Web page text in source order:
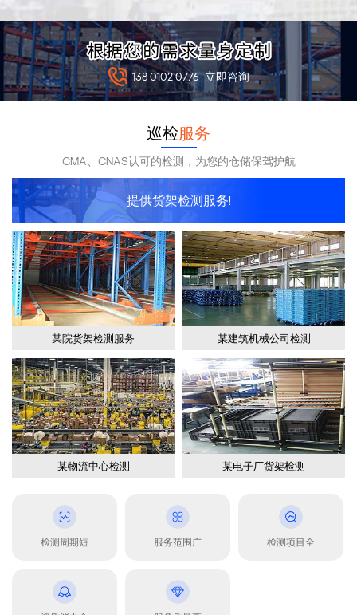
138 0102 0776 立即咨询
巡检服务
CMA、CNAS认可的检测，为您的仓储保驾护航
提供货架检测服务!
某院货架检测服务 某建筑机械公司检测
某物流中心检测 某电子厂货架检测
检测周期短 服务范围广 检测项目全